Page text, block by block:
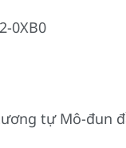
tự Mô-đun